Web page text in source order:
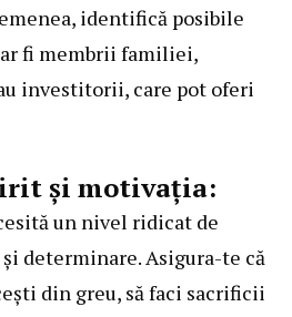
identifică posibile
ar fi membrii familiei,
investitorii, care pot oferi
și motivația:
un nivel ridicat de
determinare. Asigura-te că
din greu, să faci sacrificii